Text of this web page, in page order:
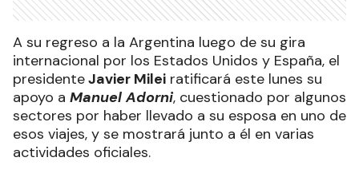
A su regreso a la Argentina luego de su gira
internacional por los Estados Unidos y España, el
presidenteJavier Milei ratificará este lunes su
apoyo a Manuel Adorni, cuestionado por algunos
sectores por haber llevado a su esposa en uno de
esos viajes, y se mostrará junto a él en varias
actividades oficiales.